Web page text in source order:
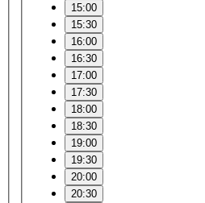
15:00
15:30
16:00
16:30
17:00
17:30
18:00
18:30
19:00
19:30
20:00
20:30